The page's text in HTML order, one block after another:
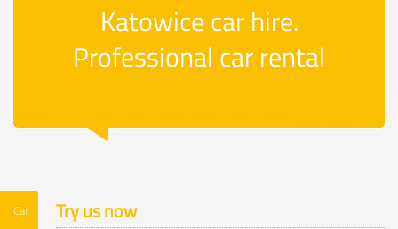
Katowice car hire.
Professional car rental
Car Try us now